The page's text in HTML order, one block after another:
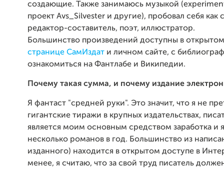
создающие. Также занимаюсь музыкой
проект Avs_Silvester и другие), пробовал себя как
редактор-составитель, поэт, иллюстратор.
Большинство произведений доступны в
странице СамИздат и личном сайте, с
ознакомиться на Фантлабе и Википедии.
Почему такая сумма, и почему издание
Я фантаст "средней руки". Это значит, что я не
гигантские тиражи в крупных издательствах,
является моим основным средством заработка и
несколько романов в год. Большинство из
изданного) находится в открытом доступе в
менее, я считаю, что за свой труд писатель